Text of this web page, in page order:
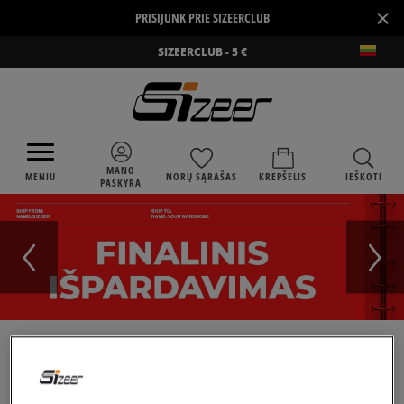
PRISIJUNK PRIE SIZEERCLUB ×
SIZEERCLUB - 5 €
MENIU
MANO
PASKYRA
NORŲ SĄRAŠAS KREPŠELIS IEŠKOTI
›